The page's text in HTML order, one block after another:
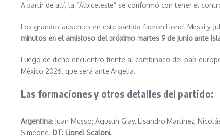
A partir de allí, la “Albiceleste” se conformó con tener el
Los grandes ausentes en este partido fueron Lionel Messi y
minutos en el amistoso del próximo martes 9 de junio ante
Luego de dicho encuentro frente al combinado del país
México 2026, que será ante Argelia.
Las formaciones y otros detalles del partido:
Argentina: Juan Musso; Agustín Giay, Lisandro Martínez,
Simeone. DT: Lionel Scaloni.